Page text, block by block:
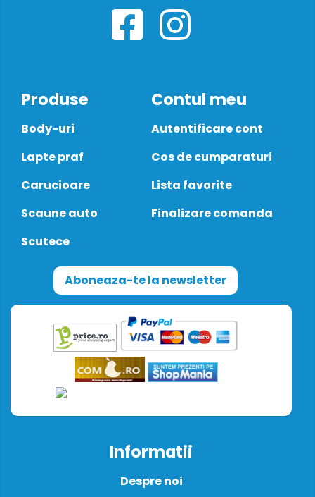
Produse
Body-uri
Lapte praf
Carucioare
Scaune auto
Scutece
Contul meu
Autentificare cont
Cos de cumparaturi
Lista favorite
Finalizare comanda
Aboneaza-te la newsletter
Informatii
Despre noi